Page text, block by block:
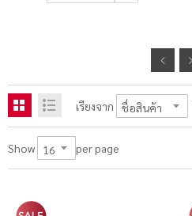
เรียงจาก
Show per page